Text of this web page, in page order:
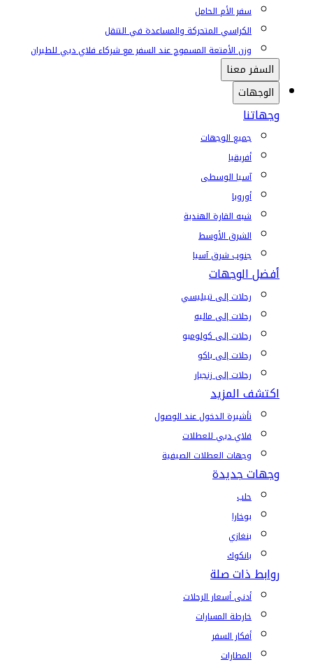
سفر الأم الحامل
الكراسي المتحركة والمساعدة في التنقل
وزن الأمتعة المسموح عند السفر مع شركاء فلاي دبي للطيران
السفر معنا
الوجهات
وجهاتنا
جميع الوجهات
أفريقيا
آسيا الوسطى
أوروبا
شبه القارة الهندية
الشرق الأوسط
جنوب شرق آسيا
أفضل الوجهات
رحلات إلى تبيليسي
رحلات إلى ماليه
رحلات إلى كولومبو
رحلات إلى باكو
رحلات إلى زنجبار
اكتشف المزيد
تأشيرة الدخول عند الوصول
فلاي دبي للعطلات
وجهات العطلات الصيفية
وجهات جديدة
حلب
بوخارا
بنغازي
بانكوك
روابط ذات صلة
أدنى أسعار الرحلات
خارطة المسارات
أفكار السفر
المطارات